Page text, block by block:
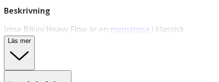
Beskrivning
Imse Bikini Heavy Flow är en menstrosa i klassisk
bikinimodell (ej badtrosor) för riklig mens. Gjorda av
ekologisk bomull med ett inbyggt trosskydd i grenen.
Den absorberade funktionen är insydd i trosan så att ditt
skydd sitter på plats och inte orsakar läckage eller skav.
Läs mer